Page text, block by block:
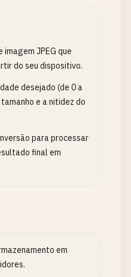
imagem JPEG que
do seu dispositivo.
desejado (de 0 a
e a nitidez do
para processar
final em
em